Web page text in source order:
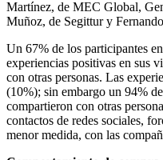
Martínez, de MEC Global,
Muñoz, de Segittur y
Un 67% de los participantes
experiencias positivas en sus
con otras personas. Las
(10%); sin embargo un 94%
compartieron con otras
contactos de redes sociales,
menor medida, con las